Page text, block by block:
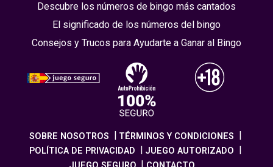
Descubre los números de bingo más cantados
El significado de los números del bingo
Consejos y Trucos para Ayudarte a Ganar al Bingo
SOBRE NOSOTROS
TÉRMINOS Y CONDICIONES
POLÍTICA DE PRIVACIDAD
JUEGO AUTORIZADO